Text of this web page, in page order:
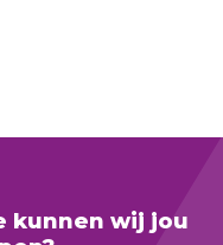
kunnen wij jou